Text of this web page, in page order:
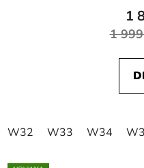
1
1
W32 W33 W34